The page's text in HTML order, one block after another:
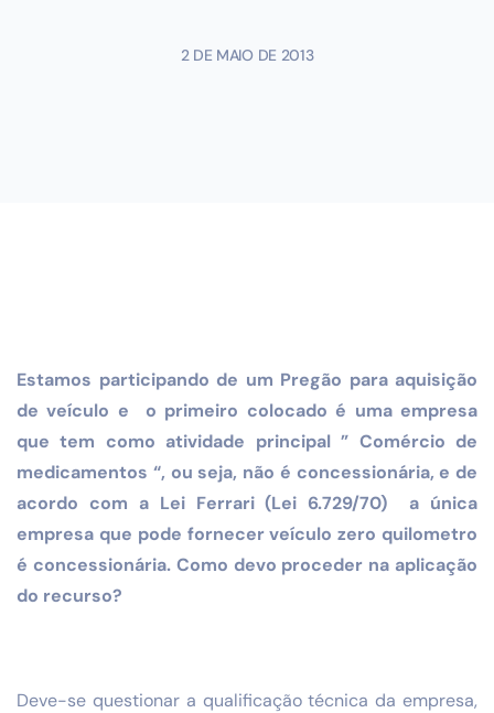
2 DE MAIO DE 2013
Estamos participando de um Pregão para aquisição
de veículo e o primeiro colocado é uma empresa
que tem como atividade principal ” Comércio de
medicamentos “, ou seja, não é concessionária, e de
acordo com a Lei Ferrari (Lei 6.729/70) a única
empresa que pode fornecer veículo zero quilometro
é concessionária. Como devo proceder na aplicação
do recurso?
Deve-se questionar a qualificação técnica da empresa,